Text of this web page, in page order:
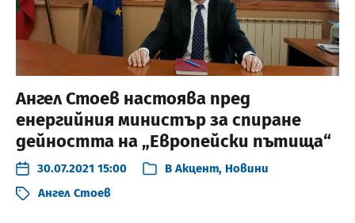
Ангел Стоев настоява пред
енергийния министър за спиране
дейността на „Европейски пътища“
30.07.2021 15:00 В Акцент, Новини
Ангел Стоев